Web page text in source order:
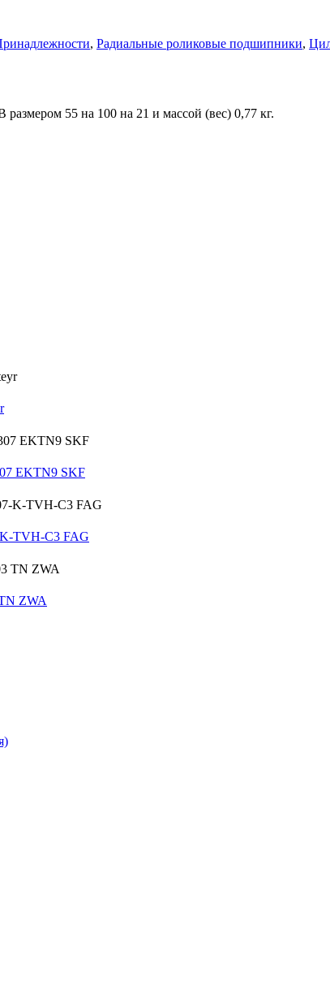
, Радиальные роликовые подшипники,
55 на 100 на 21 и массой (вес) 0,77 кг.
EKTN9 SKF
TVH-C3 FAG
ZWA